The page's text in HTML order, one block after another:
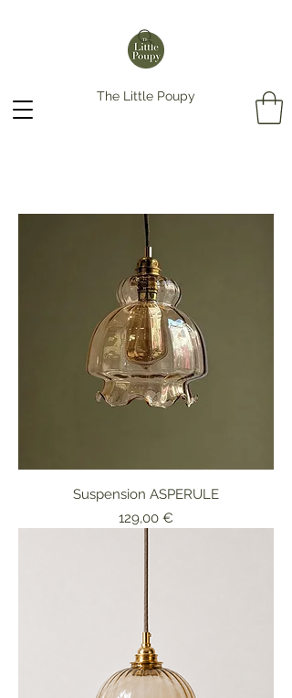
The Little Poupy
Suspension ASPERULE
Prix
129,00 €